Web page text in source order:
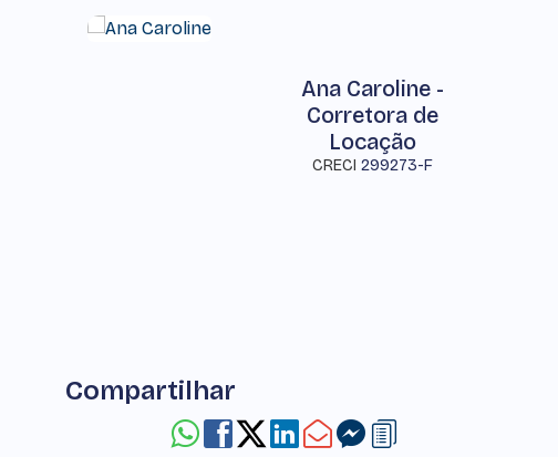
Ana Caroline -
Corretora de
Locação
CRECI 299273-F
Compartilhar